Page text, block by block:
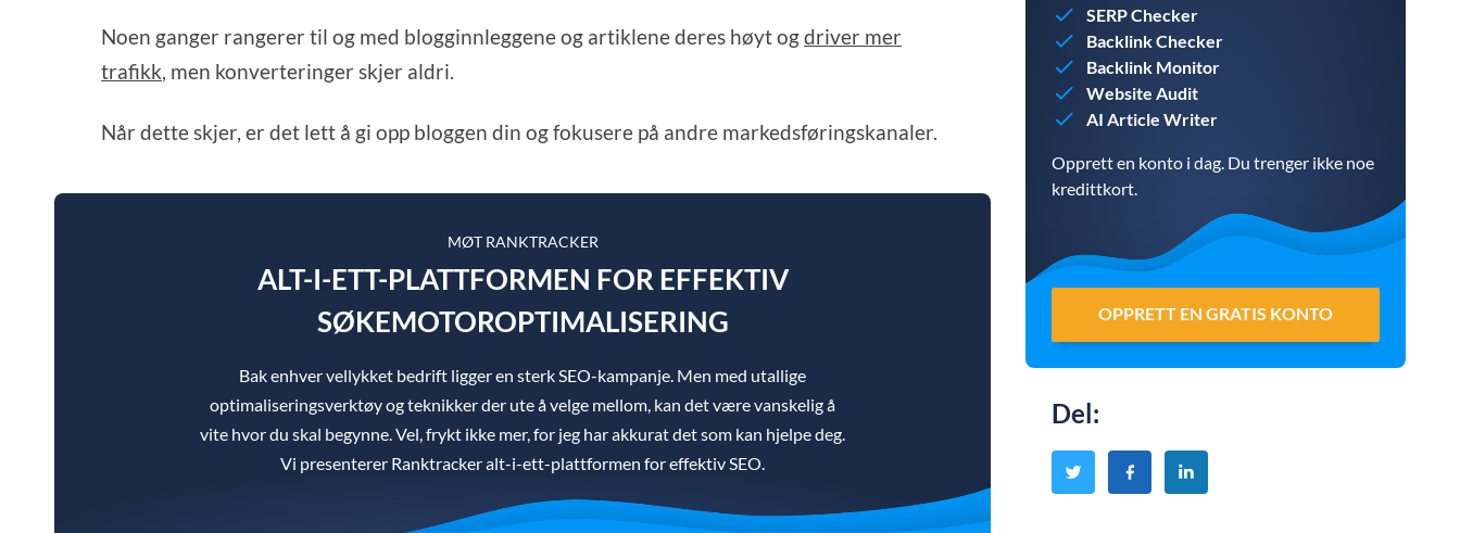
Noen ganger rangerer til og med blogginnleggene og artiklene deres høyt ogdriver mer
trafikk , men konverteringer skjer aldri.
Når dette skjer, er det lett å gi opp bloggen din og fokusere på andre markedsføringskanaler.
MØT RANKTRACKER
ALT-I-ETT-PLATTFORMEN FOR EFFEKTIV
SØKEMOTOROPTIMALISERING
Bak enhver vellykket bedrift ligger en sterk SEO-kampanje. Men med utallige
optimaliseringsverktøy og teknikker der ute å velge mellom, kan det være vanskelig å
vite hvor du skal begynne. Vel, frykt ikke mer, for jeg har akkurat det som kan hjelpe deg.
Vi presenterer Ranktracker alt-i-ett-plattformen for effektiv SEO.
SERP Checker
Backlink Checker
Backlink Monitor
Website Audit
AI Article Writer
Opprett en konto i dag. Du trenger ikke noe
kredittkort.
OPPRETT EN GRATIS KONTO
Del: